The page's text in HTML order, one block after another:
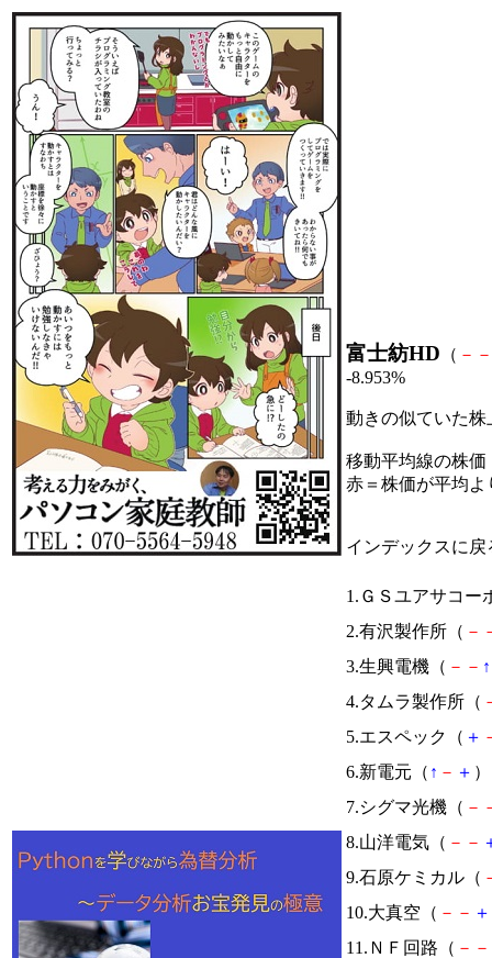
富士紡HD （ － －
-8.953%
動きの似ていた
移動平均線の株価
赤＝株価が平均
インデックスに戻
1.ＧＳユアサコー
2.有沢製作所（ －
3.生興電機（ － － ↑
4.タムラ製作所（
5.エスペック（ ＋
6.新電元（ ↑ － ＋
7.シグマ光機（ －
8.山洋電気（ － －
9.石原ケミカル（
10.大真空（ － － ＋
11.ＮＦ回路（ － －